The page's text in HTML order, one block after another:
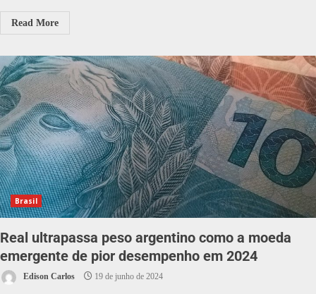
Read More
Brasil
Real ultrapassa peso argentino como a moeda
emergente de pior desempenho em 2024
Edison Carlos 19 de junho de 2024